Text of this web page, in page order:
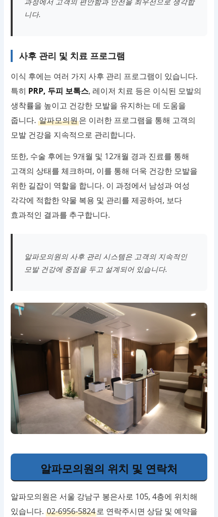
니다.
사후 관리 및 치료 프로그램
이식 후에는 여러 가지 사후 관리 프로그램이 있습니다.
특히 PRP, 두피 보톡스, 레이저 치료 등은 이식된 모발의
생착률을 높이고 건강한 모발을 유지하는 데 도움을
줍니다.알파모의원은 이러한 프로그램을 통해 고객의
모발 건강을 지속적으로 관리합니다.
또한, 수술 후에는 9개월 및 12개월 경과 진료를 통해
고객의 상태를 체크하며, 이를 통해 더욱 건강한 모발을
위한 길잡이 역할을 합니다. 이 과정에서 남성과 여성
각각에 적합한 약물 복용 및 관리를 제공하여, 보다
효과적인 결과를 추구합니다.
알파모의원의 사후 관리 시스템은 고객의 지속적인
모발 건강에 중점을 두고 설계되어 있습니다.
알파모의원의 위치 및 연락처
알파모의원은 서울 강남구 봉은사로 105, 4층에 위치해
있습니다.02-6956-5824로 연락주시면 상담 및 예약을